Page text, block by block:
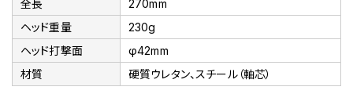
全長
270mm
ヘッド重量
230g
ヘッド打撃面
φ42mm
材質
硬質ウレタン、スチール（軸芯）